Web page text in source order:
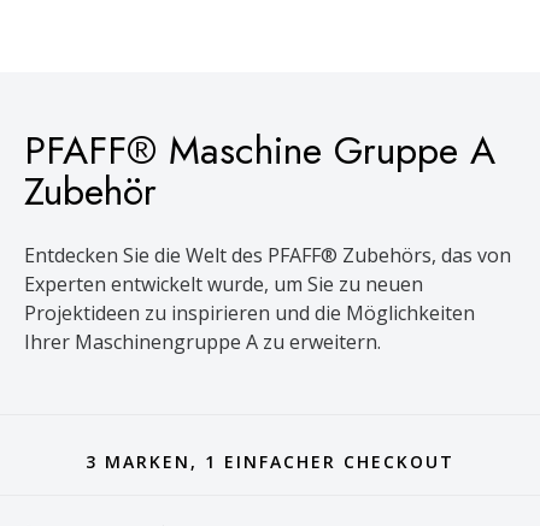
PFAFF® Maschine Gruppe A
Zubehör
Entdecken Sie die Welt des PFAFF® Zubehörs, das von
Experten entwickelt wurde, um Sie zu neuen
Projektideen zu inspirieren und die Möglichkeiten
Ihrer Maschinengruppe A zu erweitern.
3 MARKEN, 1 EINFACHER CHECKOUT